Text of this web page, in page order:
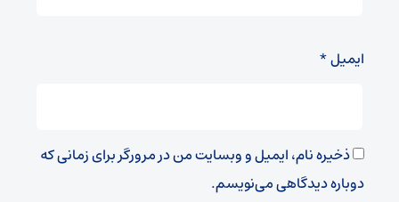
ایمیل*
ذخیره نام، ایمیل و وبسایت من در مرورگر برای زمانی که
دوباره دیدگاهی می‌نویسم.